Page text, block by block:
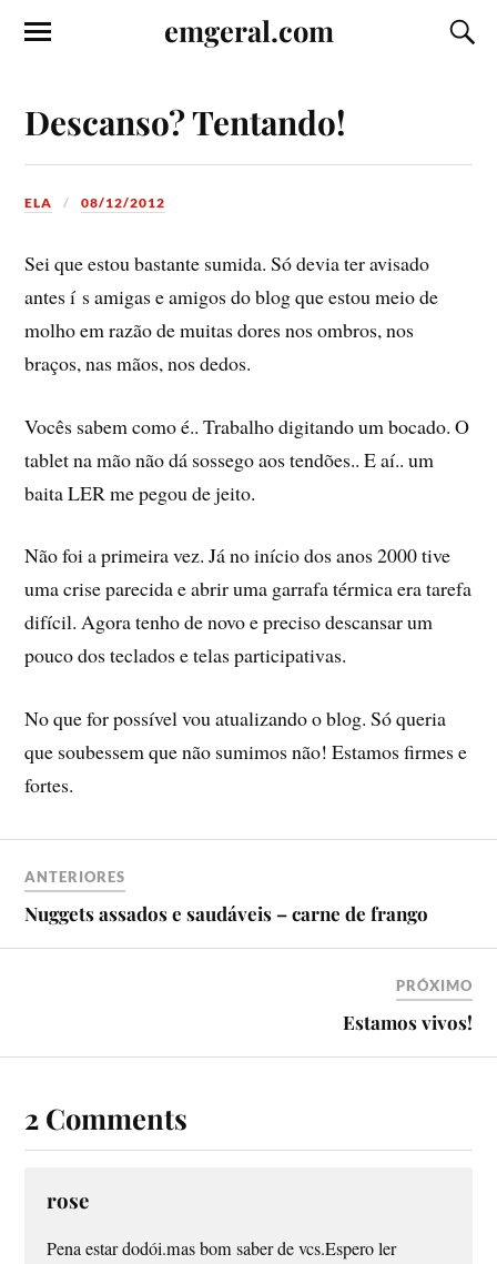
emgeral.com
Descanso? Tentando!
ELA 08/12/2012
Sei que estou bastante sumida. Só devia ter avisado
antes í s amigas e amigos do blog que estou meio de
molho em razão de muitas dores nos ombros, nos
braços, nas mãos, nos dedos.
Vocês sabem como é.. Trabalho digitando um bocado. O
tablet na mão não dá sossego aos tendões.. E aí­.. um
baita LER me pegou de jeito.
Não foi a primeira vez. Já no iní­cio dos anos 2000 tive
uma crise parecida e abrir uma garrafa térmica era tarefa
difí­cil. Agora tenho de novo e preciso descansar um
pouco dos teclados e telas participativas.
No que for possí­vel vou atualizando o blog. Só queria
que soubessem que não sumimos não! Estamos firmes e
fortes.
ANTERIORES
Nuggets assados e saudáveis – carne de frango
PRÓXIMO
Estamos vivos!
2 Comments
rose
Pena estar dodói.mas bom saber de vcs.Espero ler